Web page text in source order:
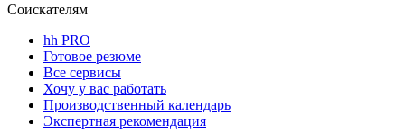
Соискателям
hh PRO
Готовое резюме
Все сервисы
Хочу у вас работать
Производственный календарь
Экспертная рекомендация